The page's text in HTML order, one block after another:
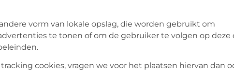
vorm van lokale opslag, die worden gebruikt om
te tonen of om de gebruiker te volgen op deze
cookies, vragen we voor het plaatsen hiervan dan